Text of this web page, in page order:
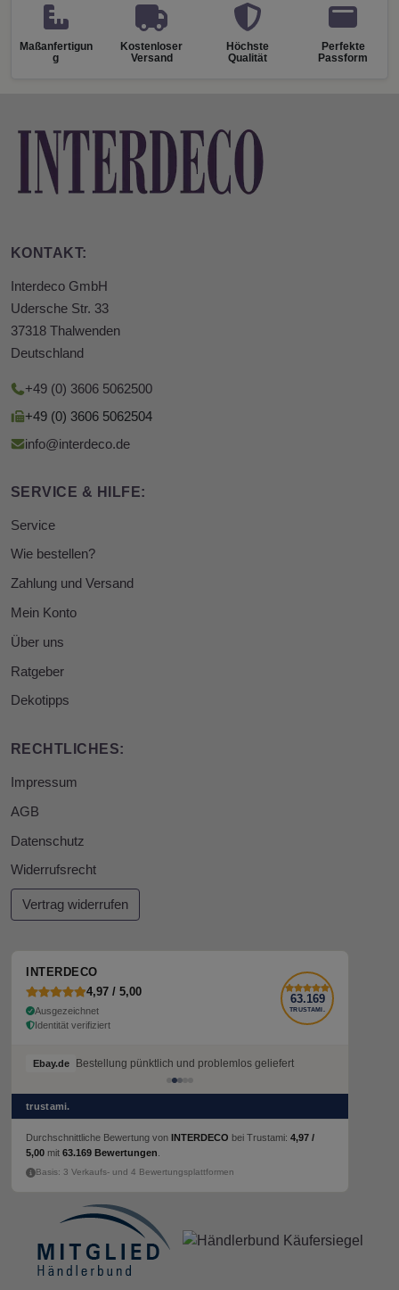
Maßanfertigun
g
Kostenloser
Versand
Höchste
Qualität
Perfekte
Passform
KONTAKT:
Interdeco GmbH
Udersche Str. 33
37318 Thalwenden
Deutschland
+49 (0) 3606 5062500
+49 (0) 3606 5062504
info@interdeco.de
SERVICE & HILFE:
Service
Wie bestellen?
Zahlung und Versand
Mein Konto
Über uns
Ratgeber
Dekotipps
RECHTLICHES:
Impressum
AGB
Datenschutz
Widerrufsrecht
Vertrag widerrufen
INTERDECO
4,97 / 5,00
Ausgezeichnet
Identität verifiziert
63.169
TRUSTAMI.
Ebay.de Bestellung pünktlich und problemlos geliefert
trustami.
Durchschnittliche Bewertung von INTERDECO bei Trustami: 4,97 /
5,00 mit 63.169 Bewertungen
Basis: 3 Verkaufs- und 4 Bewertungsplattformen